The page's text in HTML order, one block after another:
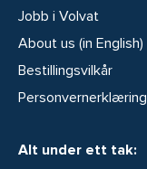
Jobb i Volvat
About us (in English)
Bestillingsvilkår
Personvernerklæring
Alt under ett tak: